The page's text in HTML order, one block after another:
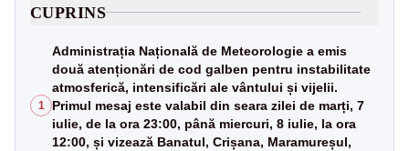
CUPRINS
1
Administrația Națională de Meteorologie a emis
două atenționări de cod galben pentru instabilitate
atmosferică, intensificări ale vântului și vijelii.
Primul mesaj este valabil din seara zilei de marți, 7
iulie, de la ora 23:00, până miercuri, 8 iulie, la ora
12:00, și vizează Banatul, Crișana, Maramureșul,